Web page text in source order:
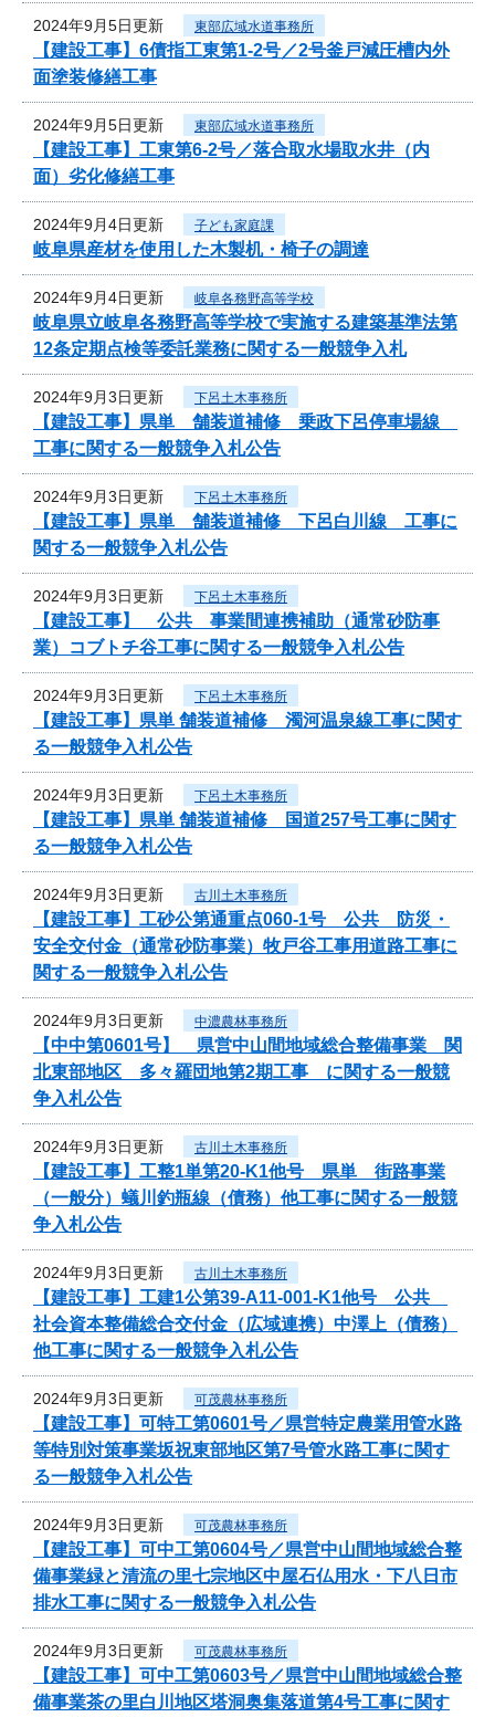
2024年9月5日更新 東部広域水道事務所
【建設工事】6債指工東第1-2号／2号釜戸減圧槽内外
面塗装修繕工事
2024年9月5日更新 東部広域水道事務所
【建設工事】工東第6-2号／落合取水場取水井（内
面）劣化修繕工事
2024年9月4日更新 子ども家庭課
岐阜県産材を使用した木製机・椅子の調達
2024年9月4日更新 岐阜各務野高等学校
岐阜県立岐阜各務野高等学校で実施する建築基準法第
12条定期点検等委託業務に関する一般競争入札
2024年9月3日更新 下呂土木事務所
【建設工事】県単 舗装道補修 乗政下呂停車場線
工事に関する一般競争入札公告
2024年9月3日更新 下呂土木事務所
【建設工事】県単 舗装道補修 下呂白川線 工事に
関する一般競争入札公告
2024年9月3日更新 下呂土木事務所
【建設工事】 公共 事業間連携補助（通常砂防事
業）コブトチ谷工事に関する一般競争入札公告
2024年9月3日更新 下呂土木事務所
【建設工事】県単 舗装道補修 濁河温泉線工事に関す
る一般競争入札公告
2024年9月3日更新 下呂土木事務所
【建設工事】県単 舗装道補修 国道257号工事に関す
る一般競争入札公告
2024年9月3日更新 古川土木事務所
【建設工事】工砂公第通重点060-1号 公共 防災・
安全交付金（通常砂防事業）牧戸谷工事用道路工事に
関する一般競争入札公告
2024年9月3日更新 中濃農林事務所
【中中第0601号】 県営中山間地域総合整備事業 関
北東部地区 多々羅団地第2期工事 に関する一般競
争入札公告
2024年9月3日更新 古川土木事務所
【建設工事】工整1単第20-K1他号 県単 街路事業
（一般分）蟻川釣瓶線（債務）他工事に関する一般競
争入札公告
2024年9月3日更新 古川土木事務所
【建設工事】工建1公第39-A11-001-K1他号 公共
社会資本整備総合交付金（広域連携）中澤上（債務）
他工事に関する一般競争入札公告
2024年9月3日更新 可茂農林事務所
【建設工事】可特工第0601号／県営特定農業用管水路
等特別対策事業坂祝東部地区第7号管水路工事に関す
る一般競争入札公告
2024年9月3日更新 可茂農林事務所
【建設工事】可中工第0604号／県営中山間地域総合整
備事業緑と清流の里七宗地区中屋石仏用水・下八日市
排水工事に関する一般競争入札公告
2024年9月3日更新 可茂農林事務所
【建設工事】可中工第0603号／県営中山間地域総合整
備事業茶の里白川地区塔洞奥集落道第4号工事に関す